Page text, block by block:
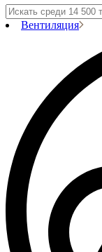
Вентиляция